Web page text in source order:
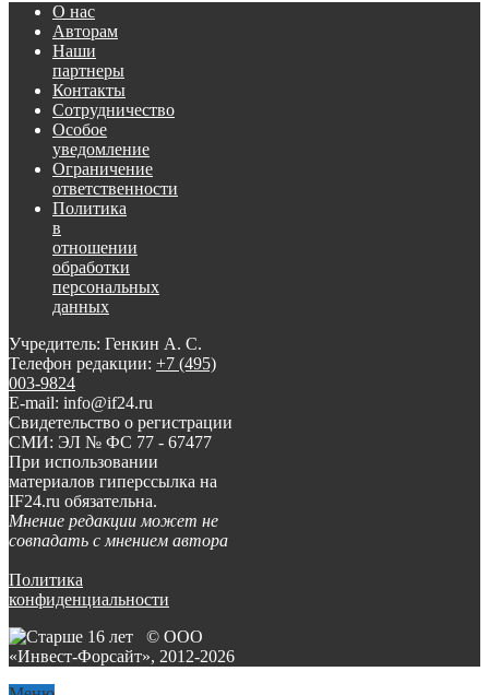
О нас
Авторам
Наши
партнеры
Контакты
Сотрудничество
Особое
уведомление
Ограничение
ответственности
Политика
в
отношении
обработки
персональных
данных
Учредитель: Генкин А. С.
Телефон редакции: +7 (495)
003-9824
E-mail: info@if24.ru
Свидетельство о регистрации
СМИ: ЭЛ № ФС 77 - 67477
При использовании
материалов гиперссылка на
IF24.ru обязательна.
Мнение редакции может не
совпадать с мнением автора
Политика
конфиденциальности
© ООО
«Инвест-Форсайт», 2012-2026